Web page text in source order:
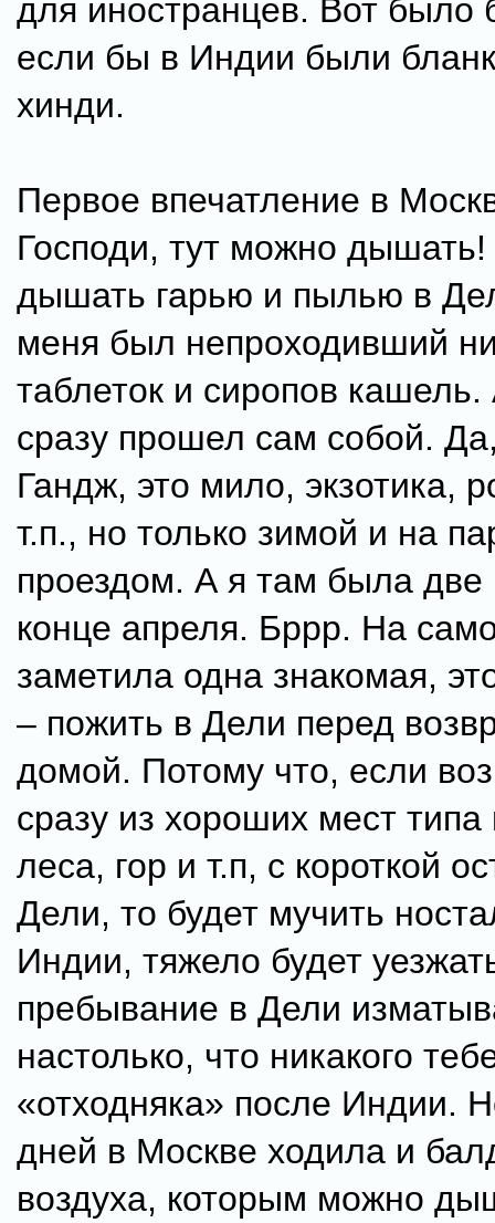
для иностранцев. Вот было
если бы в Индии были
хинди.
Первое впечатление в
Господи, тут можно дышать!
дышать гарью и пылью в
меня был непроходивший
таблеток и сиропов
сразу прошел сам собой.
Гандж, это мило, экзотика,
т.п., но только зимой и на
проездом. А я там была две
конце апреля. Бррр. На
заметила одна знакомая,
– пожить в Дели перед
домой. Потому что, если
сразу из хороших мест
леса, гор и т.п, с короткой
Дели, то будет мучить
Индии, тяжело будет
пребывание в Дели
настолько, что никакого
«отходняка» после Индии.
дней в Москве ходила и
воздуха, которым можно